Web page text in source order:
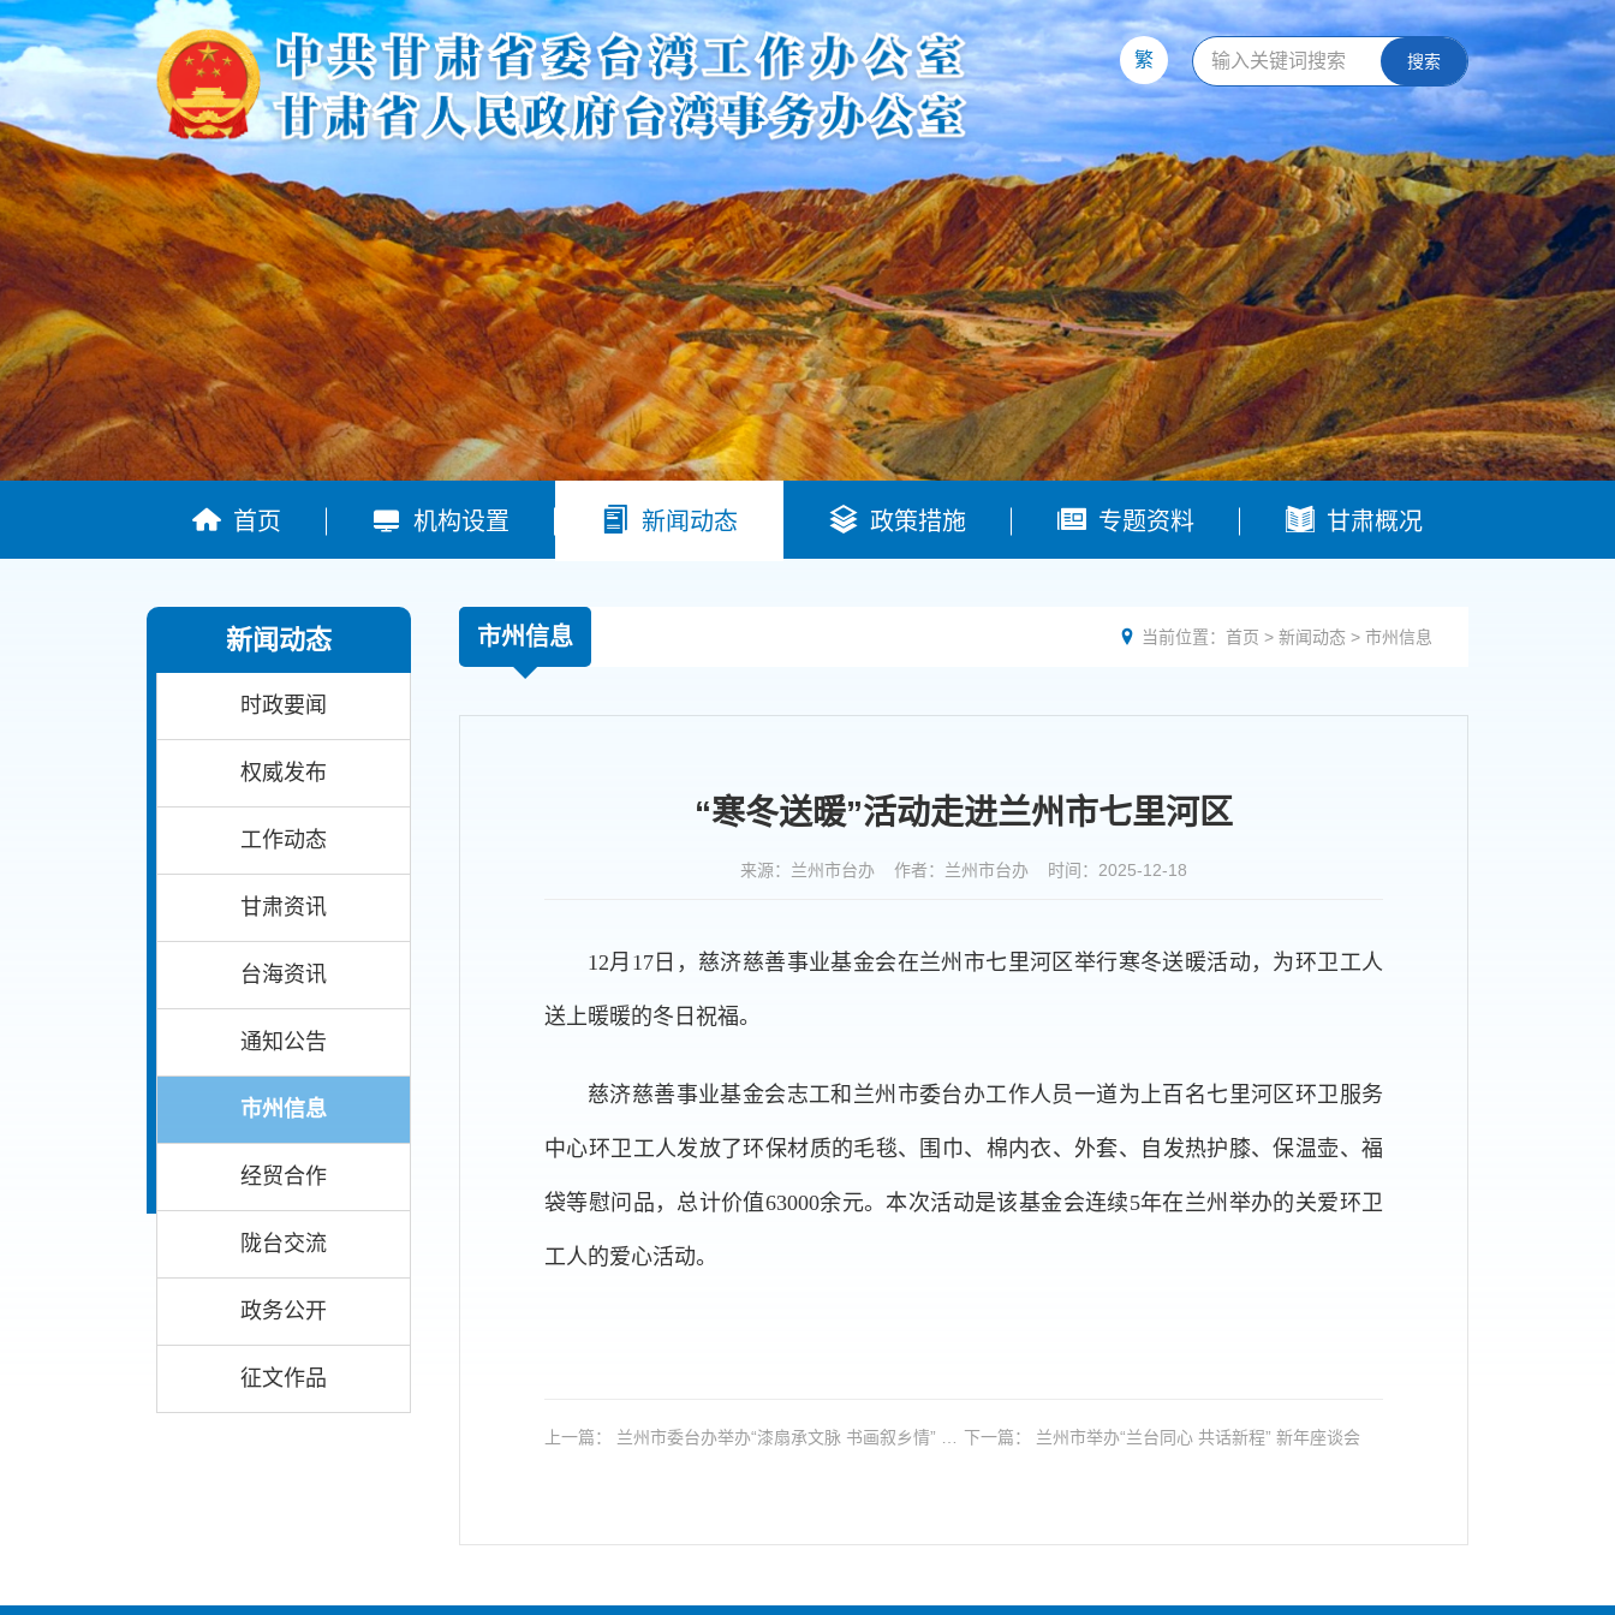
繁 搜索
 首页  机构设置  新闻动态  政策措施  专题资料  甘肃概况
新闻动态
时政要闻
权威发布
工作动态
甘肃资讯
台海资讯
通知公告
市州信息
经贸合作
陇台交流
政务公开
征文作品
市州信息  当前位置： 首页 > 新闻动态 > 市州信息
“寒冬送暖”活动走进兰州市七里河区
来源：兰州市台办 作者：兰州市台办 时间：2025-12-18
12月17日，慈济慈善事业基金会在兰州市七里河区举行寒冬送暖活动，为环卫工人
送上暖暖的冬日祝福。
慈济慈善事业基金会志工和兰州市委台办工作人员一道为上百名七里河区环卫服务
中心环卫工人发放了环保材质的毛毯、围巾、棉内衣、外套、自发热护膝、保温壶、福
袋等慰问品，总计价值63000余元。本次活动是该基金会连续5年在兰州举办的关爱环卫
工人的爱心活动。
上一篇： 兰州市委台办举办“漆扇承文脉 书画叙乡情” 中
下一篇： 兰州市举办“兰台同心 共话新程” 新年座谈会